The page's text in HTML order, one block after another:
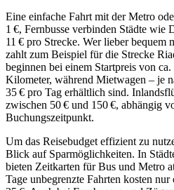
Eine einfache Fahrt mit der Metro
1 €, Fernbusse verbinden Städte wie
11 € pro Strecke. Wer lieber bequem
zahlt zum Beispiel für die Strecke
beginnen bei einem Startpreis von
Kilometer, während Mietwagen – je
35 € pro Tag erhältlich sind.
zwischen 50 € und 150 €, abhängig
Buchungszeitpunkt.
Um das Reisebudget effizient zu
Blick auf Sparmöglichkeiten. In
bieten Zeitkarten für Bus und Metro
Tage unbegrenzte Fahrten kosten